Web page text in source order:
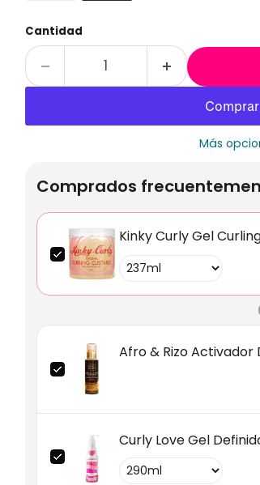
Cantidad
Más
Comprados
Kinky Curly Gel
Afro & Rizo Activador
Curly Love Gel